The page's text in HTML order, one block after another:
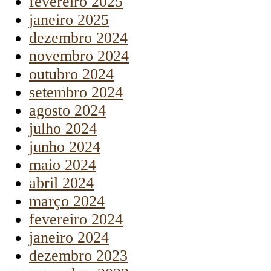
janeiro 2025
dezembro 2024
novembro 2024
outubro 2024
setembro 2024
agosto 2024
julho 2024
junho 2024
maio 2024
abril 2024
março 2024
fevereiro 2024
janeiro 2024
dezembro 2023